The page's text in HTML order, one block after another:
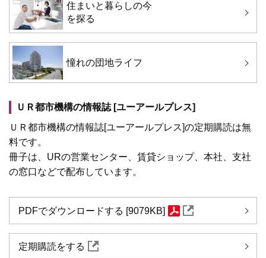
住まいと暮らしの今
を探る
憧れの団地ライフ
ＵＲ都市機構の情報誌 [ユーアールプレス]
ＵＲ都市機構の情報誌[ユーアールプレス]の定期購読は無
料です。
冊子は、URの営業センター、賃貸ショップ、本社、支社
の窓口などで配布しています。
PDFでダウンロードする [9079KB]
定期購読をする